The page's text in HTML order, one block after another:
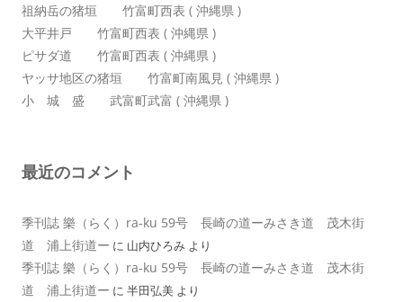
祖納岳の猪垣 竹富町西表 ( 沖縄県 )
大平井戸 竹富町西表 ( 沖縄県 )
ピサダ道 竹富町西表 ( 沖縄県 )
ヤッサ地区の猪垣 竹富町南風見 ( 沖縄県 )
小 城 盛 武富町武富 ( 沖縄県 )
最近のコメント
季刊誌 樂（らく）ra-ku 59号 長崎の道ーみさき道 茂木街
道 浦上街道ー に 山内ひろみ より
季刊誌 樂（らく）ra-ku 59号 長崎の道ーみさき道 茂木街
道 浦上街道ー に 半田弘美 より